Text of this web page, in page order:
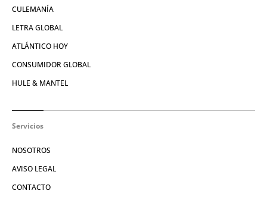
CULEMANÍA
LETRA GLOBAL
ATLÁNTICO HOY
CONSUMIDOR GLOBAL
HULE & MANTEL
Servicios
NOSOTROS
AVISO LEGAL
CONTACTO